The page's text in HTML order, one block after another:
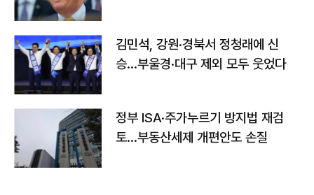
김민석, 강원·경북서 정청래에 신
승…부울경·대구 제외 모두 웃었다
정부 ISA·주가누르기 방지법 재검
토…부동산세제 개편안도 손질